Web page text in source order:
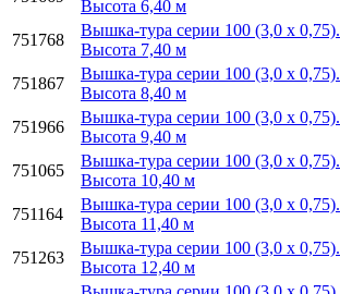
Высота 6,40 м
751768
Вышка-тура серии 100 (3,0 х 0,75).
Высота 7,40 м
751867
Вышка-тура серии 100 (3,0 х 0,75).
Высота 8,40 м
751966
Вышка-тура серии 100 (3,0 х 0,75).
Высота 9,40 м
751065
Вышка-тура серии 100 (3,0 х 0,75).
Высота 10,40 м
751164
Вышка-тура серии 100 (3,0 х 0,75).
Высота 11,40 м
751263
Вышка-тура серии 100 (3,0 х 0,75).
Высота 12,40 м